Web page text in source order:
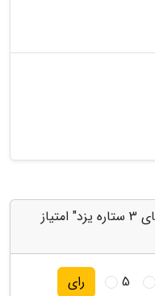
به "معرفی تعدادی از بهترین هتل های 3 ستاره یزد" امتیاز
5 رای